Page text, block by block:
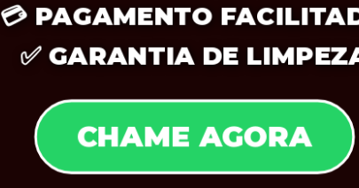
💳 PAGAMENTO
✅ GARANTIA DE
CHAME AGORA